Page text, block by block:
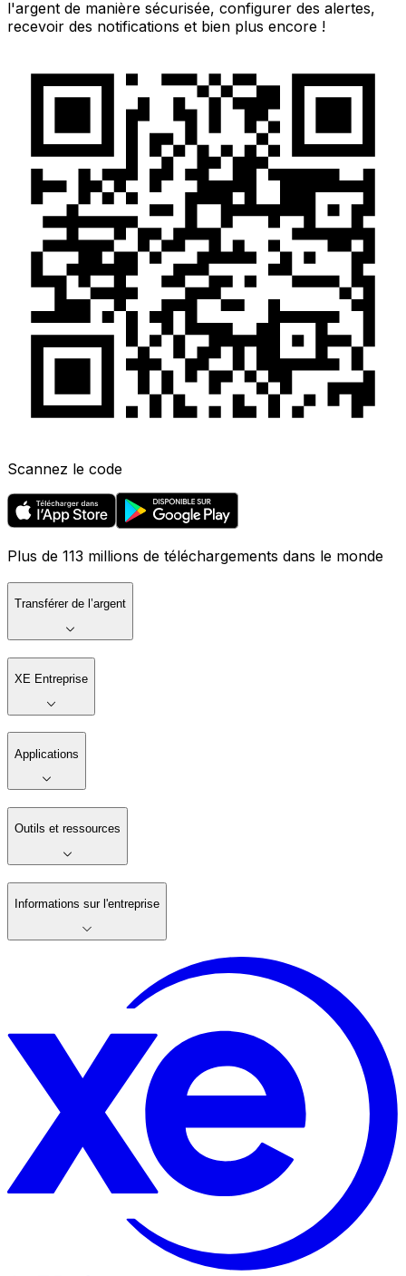
l'argent de manière sécurisée, configurer des alertes,
recevoir des notifications et bien plus encore !
Scannez le code
Plus de 113 millions de téléchargements dans le monde
Transférer de l’argent
XE Entreprise
Applications
Outils et ressources
Informations sur l'entreprise